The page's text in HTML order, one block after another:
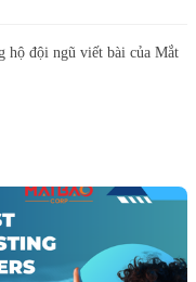
hộ đội ngũ viết bài của Mắt